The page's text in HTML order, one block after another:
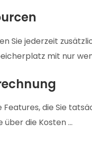
Sie jederzeit
mit nur
Features, die Sie
über die Kosten …